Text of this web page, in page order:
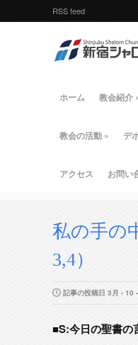
RSS feed
ホーム 教会紹介
教会の活動 » デ
アクセス お問い
私の手の
3,4）
記事の投稿日 3月 - 10
■S:今日の聖書の